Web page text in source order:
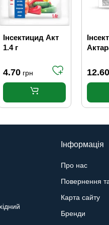
Інсектицид Акт
1.4 г
4.70 грн 12.60
Інформація
Про нас
Повернення
Карта сайту
Бренди